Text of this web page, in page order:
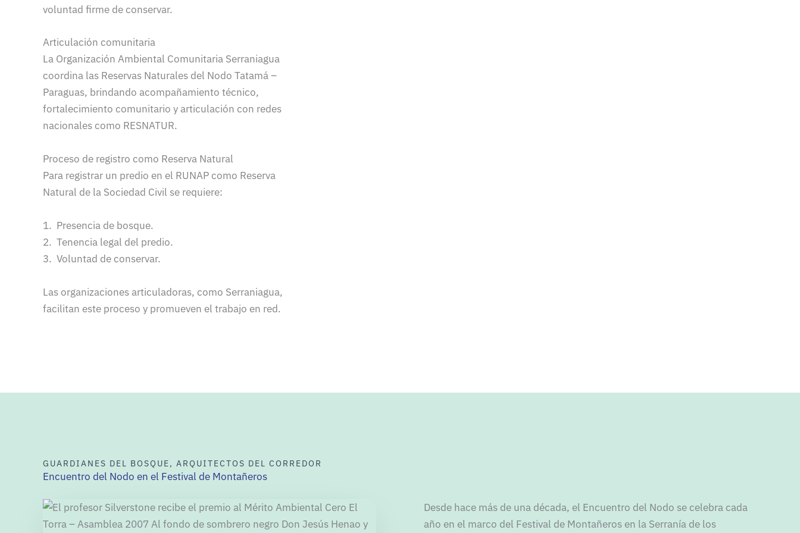
voluntad firme de conservar.
Articulación comunitaria
La Organización Ambiental Comunitaria Serraniagua
coordina las Reservas Naturales del Nodo Tatamá –
Paraguas, brindando acompañamiento técnico,
fortalecimiento comunitario y articulación con redes
nacionales como RESNATUR.
Proceso de registro como Reserva Natural
Para registrar un predio en el RUNAP como Reserva
Natural de la Sociedad Civil se requiere:
1. Presencia de bosque.
2. Tenencia legal del predio.
3. Voluntad de conservar.
Las organizaciones articuladoras, como Serraniagua,
facilitan este proceso y promueven el trabajo en red.
GUARDIANES DEL BOSQUE, ARQUITECTOS DEL CORREDOR
Encuentro del Nodo en el Festival de Montañeros
Desde hace más de una década, el Encuentro del Nodo se celebra cada
año en el marco del Festival de Montañeros en la Serranía de los